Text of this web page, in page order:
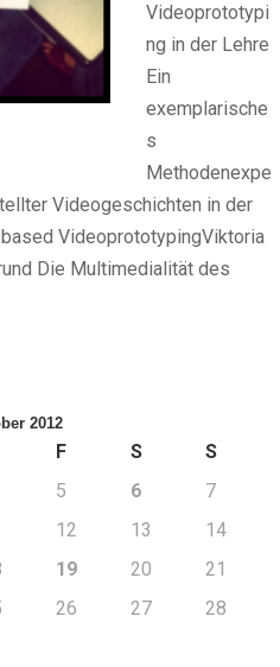
Videoprototypi
ng in der Lehre
Ein
exemplarische
s
Methodenexpe
Videogeschichten in der
VideoprototypingViktoria
Die Multimedialität des
2012
F S
S
5 6
7
12 13
14
19 20
21
26 27
28